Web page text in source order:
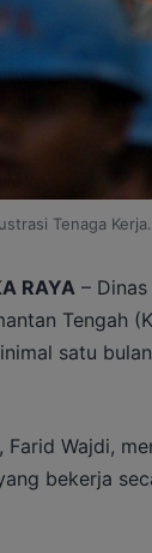
Tenaga
RAYA –
Tengah
satu
Farid Wajdi,
bekerja